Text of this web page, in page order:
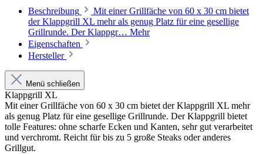
Beschreibung
Mit einer Grillfäche von 60 x 30 cm bietet
der Klappgrill XL mehr als genug Platz für eine gesellige
Grillrunde. Der Klappgr… Mehr
Eigenschaften
Hersteller
Menü schließen
Klappgrill XL
Mit einer Grillfäche von 60 x 30 cm bietet der Klappgrill XL mehr
als genug Platz für eine gesellige Grillrunde. Der Klappgrill bietet
tolle Features: ohne scharfe Ecken und Kanten, sehr gut verarbeitet
und verchromt. Reicht für bis zu 5 große Steaks oder anderes
Grillgut.